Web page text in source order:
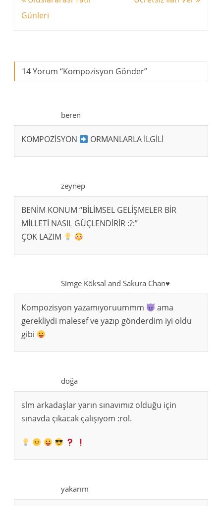
dolaşımı
Günleri
14 Yorum “Kompozisyon Gönder”
beren
KOMPOZİSYON ORMANLARLA İLGİLİ
zeynep
BENİM KONUM “BİLİMSEL GELİŞMELER BİR
MİLLETİ NASIL GÜÇLENDİRİR :?:”
ÇOK LAZIM
Simge Köksal and Sakura Chan♥
Kompozisyon yazamıyoruummm
ama
gerekliydi malesef ve yazıp gönderdim iyi oldu
gibi
doğa
slm arkadaşlar yarın sınavımız olduğu için
sınavda çıkacak çalışıyom :rol.
yakarım